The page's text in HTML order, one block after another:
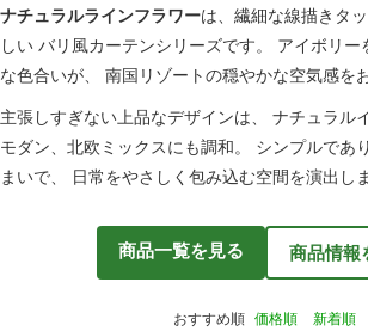
ナチュラルラインフラワーは、繊細な線描きタ
しい バリ風カーテンシリーズです。 アイボリ
な色合いが、 南国リゾートの穏やかな空気感を
主張しすぎない上品なデザインは、 ナチュラル
モダン、北欧ミックスにも調和。 シンプルであ
まいで、 日常をやさしく包み込む空間を演出しま
商品一覧を見る 商品情報
おすすめ順 価格順 新着順